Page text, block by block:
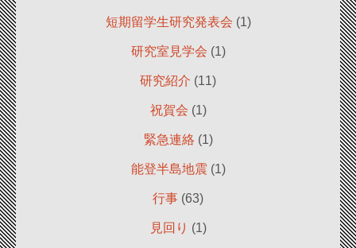
短期留学生研究発表会 (1)
研究室見学会 (1)
研究紹介 (11)
祝賀会 (1)
緊急連絡 (1)
能登半島地震 (1)
行事 (63)
見回り (1)